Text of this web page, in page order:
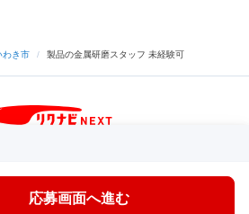
わき市 / 製品の金属研磨スタッフ 未経験可
応募画面へ進む
ヘルプ・お問い合わせ
（C）Indeed Inc.